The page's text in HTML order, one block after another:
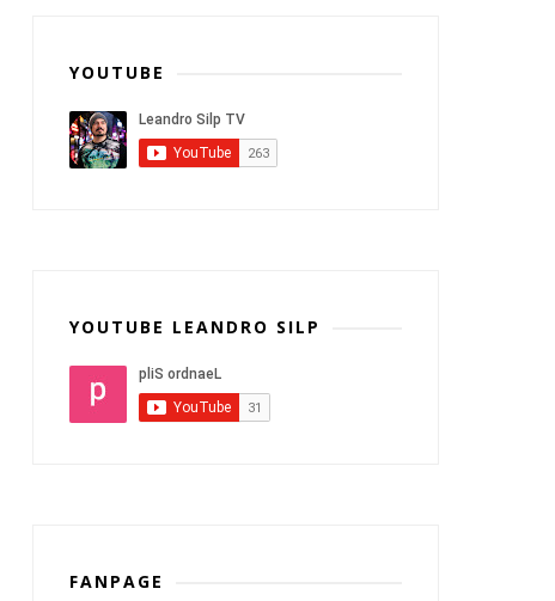
YOUTUBE
YOUTUBE LEANDRO SILP
FANPAGE